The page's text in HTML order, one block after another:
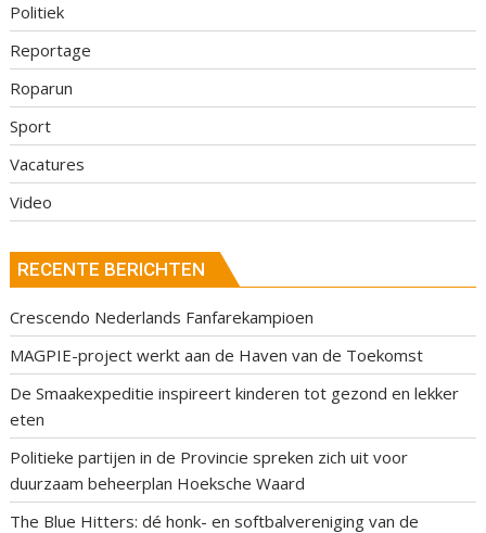
Politiek
Reportage
Roparun
Sport
Vacatures
Video
RECENTE BERICHTEN
Crescendo Nederlands Fanfarekampioen
MAGPIE-project werkt aan de Haven van de Toekomst
De Smaakexpeditie inspireert kinderen tot gezond en lekker
eten
Politieke partijen in de Provincie spreken zich uit voor
duurzaam beheerplan Hoeksche Waard
The Blue Hitters: dé honk- en softbalvereniging van de